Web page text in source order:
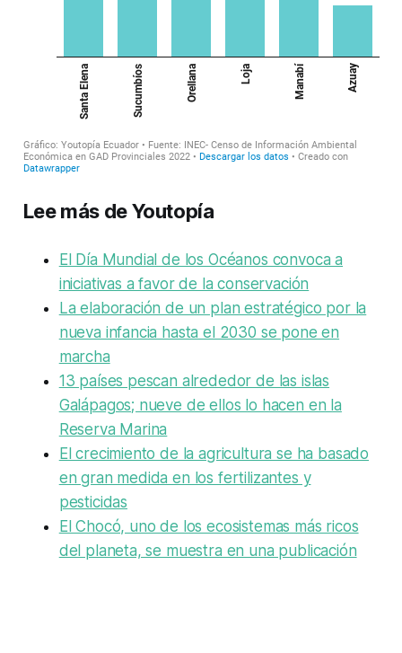
Lee más de Youtopía
El Día Mundial de los Océanos convoca a
iniciativas a favor de la conservación
La elaboración de un plan estratégico por la
nueva infancia hasta el 2030 se pone en
marcha
13 países pescan alrededor de las islas
Galápagos; nueve de ellos lo hacen en la
Reserva Marina
El crecimiento de la agricultura se ha basado
en gran medida en los fertilizantes y
pesticidas
El Chocó, uno de los ecosistemas más ricos
del planeta, se muestra en una publicación